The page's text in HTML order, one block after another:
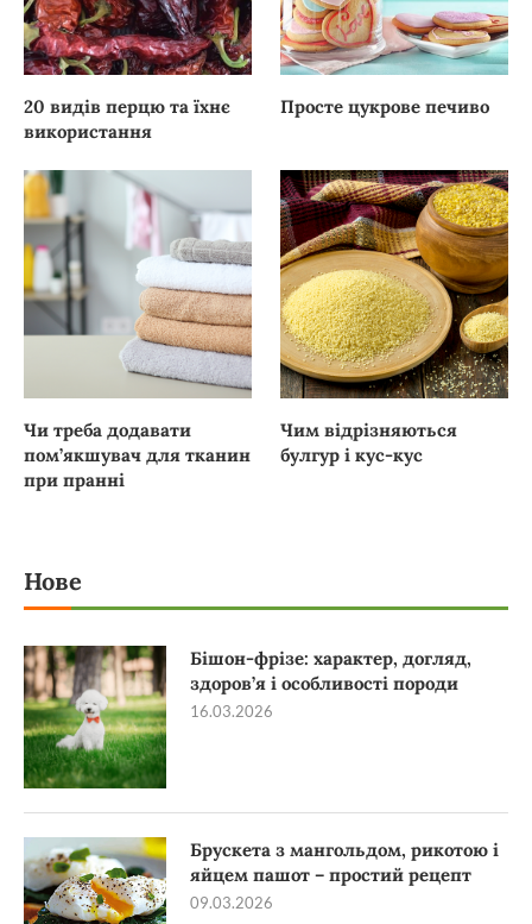
20 видів перцю та їхнє
використання
Просте цукрове печиво
Чи треба додавати
пом’якшувач для тканин
при пранні
Чим відрізняються
булгур і кус-кус
Нове
Бішон-фрізе: характер, догляд,
здоров’я і особливості породи
16.03.2026
Брускета з мангольдом, рикотою і
яйцем пашот – простий рецепт
09.03.2026